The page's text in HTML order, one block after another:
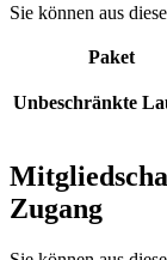
Sie können aus
Paket
Unbeschränkte
Zugang